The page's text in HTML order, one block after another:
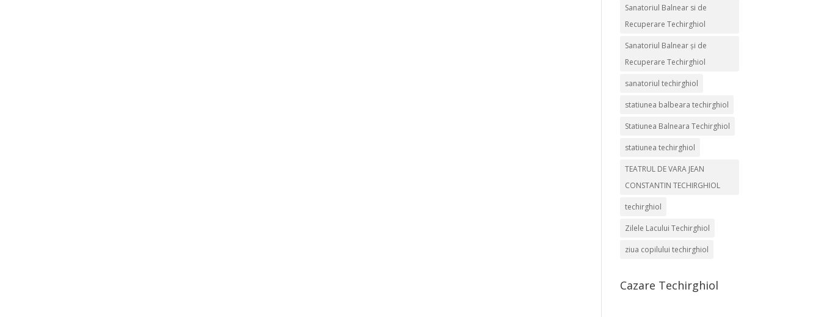
Sanatoriul Balnear si de
Recuperare Techirghiol
Sanatoriul Balnear și de
Recuperare Techirghiol
sanatoriul techirghiol
statiunea balbeara techirghiol
Statiunea Balneara Techirghiol
statiunea techirghiol
TEATRUL DE VARA JEAN
CONSTANTIN TECHIRGHIOL
techirghiol
Zilele Lacului Techirghiol
ziua copilului techirghiol
Cazare Techirghiol